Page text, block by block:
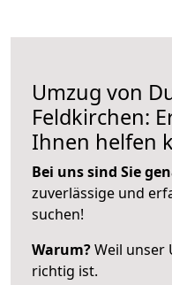
Umzug von
Feldkirchen:
Ihnen helfen
Bei uns sind Sie
zuverlässige und
suchen!
Warum?Weil unser
richtig ist.